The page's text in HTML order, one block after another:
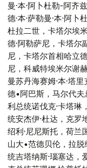
曼·本·阿卜杜勒-阿齐
德·本·萨勒曼·本·阿
杜拉二世，卡塔尔埃
德·阿勒萨尼，卡塔尔
尼，卡塔尔首相哈立
尼，科威特埃米尔谢
曼苏丹海赛姆·本·塔
德•阿巴斯，马尔代夫
利总统诺伐克·卡塔琳
统安杰伊·杜达，克罗
绍利·尼尼斯托，荷
山大•范德贝伦，拉
统吉塔纳斯·瑙塞达，